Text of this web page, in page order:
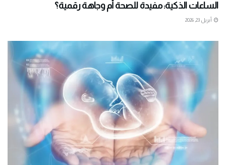
الساعات الذكية: مفيدة للصحة أم وجاهة رقمية؟
أبريل 23, 2026